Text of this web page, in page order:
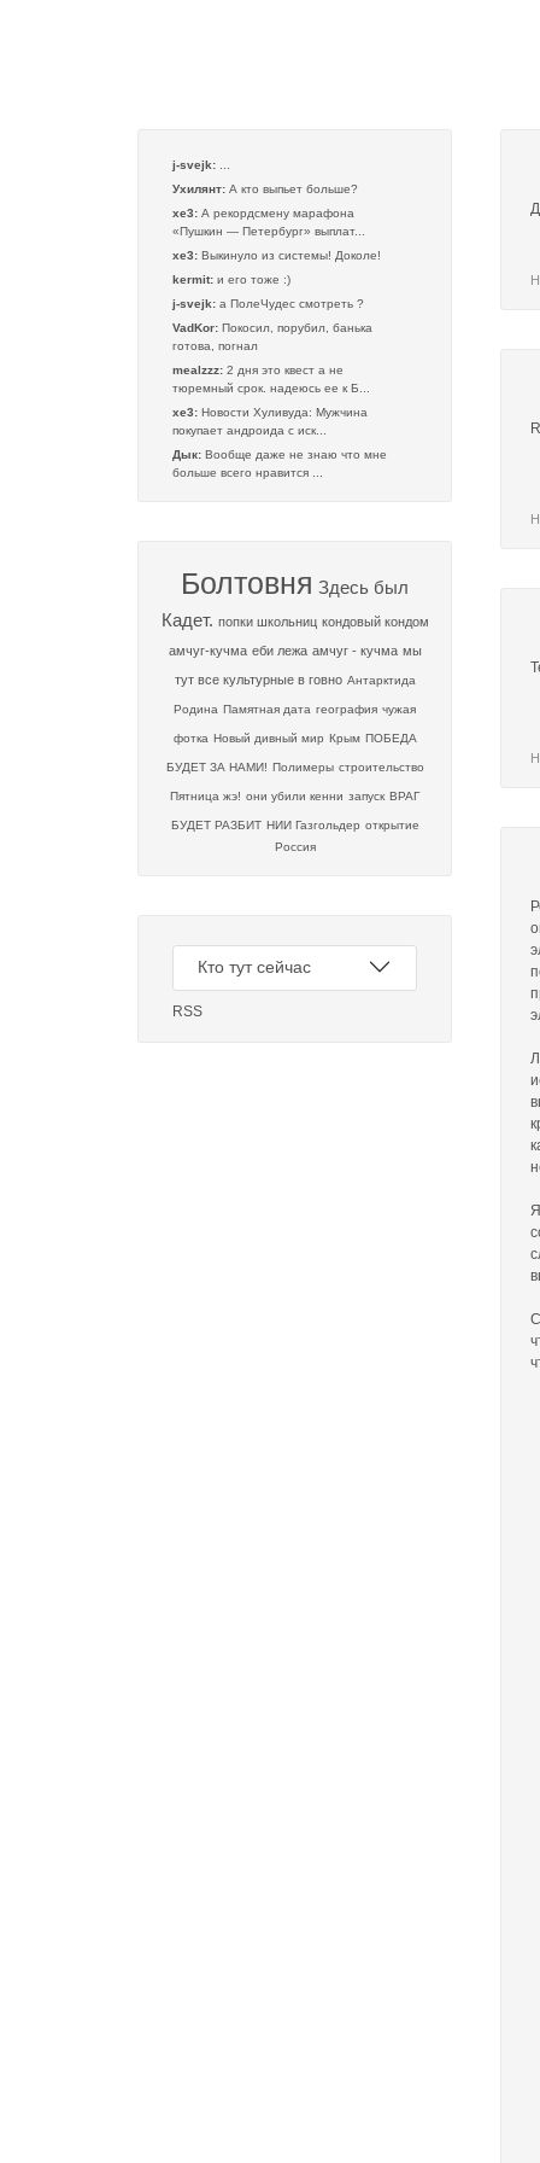
j-svejk:
Ухилянт: А кто выпьет больше?
xe3: А рекордсмену марафона
«Пушкин — Петербург» выплат...
xe3: Выкинуло из системы! Доколе!
kermit: и его тоже :)
j-svejk: а ПолеЧудес смотреть ?
VadKor: Покосил, порубил, банька
готова, погнал
mealzzz: 2 дня это квест а не
тюремный срок. надеюсь ее к Б...
xe3: Новости Хуливуда: Мужчина
покупает андроида с иск...
Дык: Вообще даже не знаю что мне
больше всего нравится ...
Болтовня Здесь был
Кадет. попки школьниц кондовый кондом
амчуг-кучма еби лежа амчуг - кучма мы
тут все культурные в говно Антарктида
Родина Памятная дата география чужая
фотка Новый дивный мир Крым ПОБЕДА
БУДЕТ ЗА НАМИ! Полимеры строительство
Пятница жэ! они убили кенни запуск ВРАГ
БУДЕТ РАЗБИТ НИИ Газгольдер открытие
Россия
Кто тут сейчас
RSS